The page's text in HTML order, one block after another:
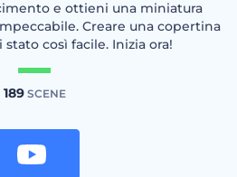
e ottieni una miniatura
Creare una copertina
così facile. Inizia ora!
189SCENE